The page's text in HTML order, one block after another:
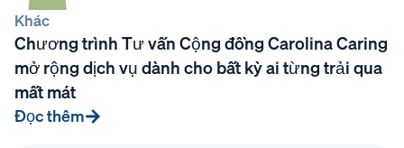
Khác
Chương trình Tư vấn Cộng đồng Carolina Caring
mở rộng dịch vụ dành cho bất kỳ ai từng trải qua
mất mát
Đọc thêm